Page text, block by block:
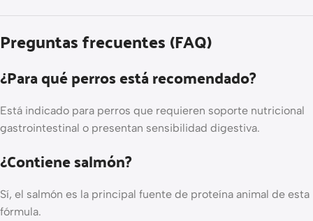
Preguntas frecuentes (FAQ)
¿Para qué perros está recomendado?
Está indicado para perros que requieren soporte nutricional
gastrointestinal o presentan sensibilidad digestiva.
¿Contiene salmón?
Sí, el salmón es la principal fuente de proteína animal de esta
fórmula.